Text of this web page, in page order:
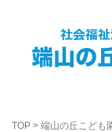
TOP > 端山の丘こども